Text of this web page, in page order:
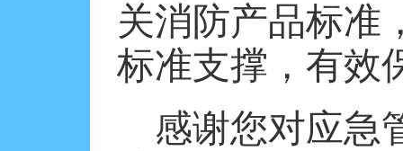
关消防产品标准
标准支撑，有效
感谢您对应急